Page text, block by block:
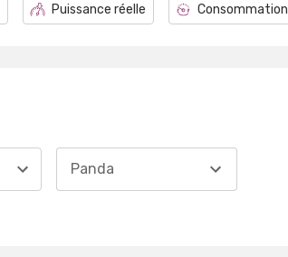
Puissance réelle Consommation
Panda